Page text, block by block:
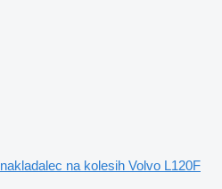
nakladalec na kolesih Volvo L120F